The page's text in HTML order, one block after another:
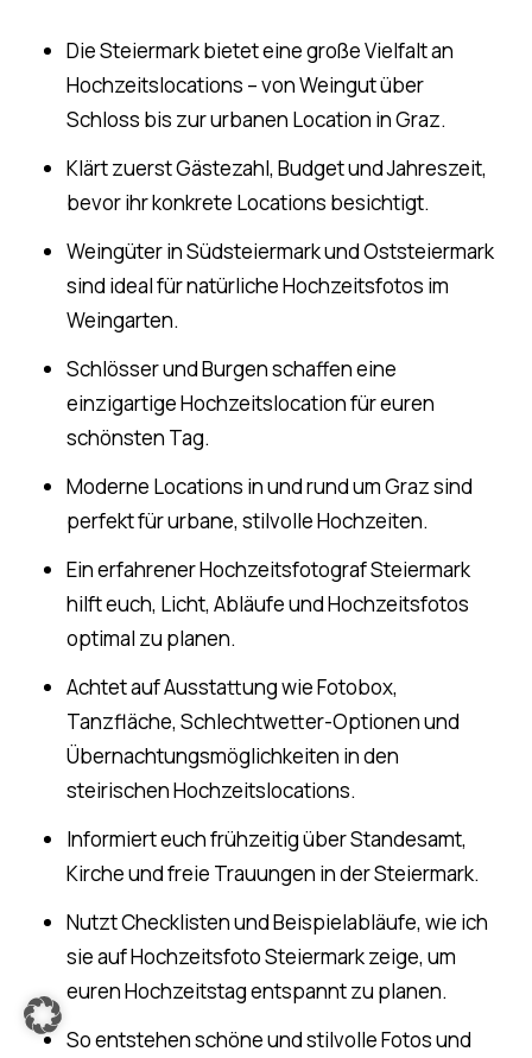
Die Steiermark bietet eine große Vielfalt an
Hochzeitslocations – von Weingut über
Schloss bis zur urbanen Location in Graz.
Klärt zuerst Gästezahl, Budget und Jahreszeit,
bevor ihr konkrete Locations besichtigt.
Weingüter in Südsteiermark und Oststeiermark
sind ideal für natürliche Hochzeitsfotos im
Weingarten.
Schlösser und Burgen schaffen eine
einzigartige Hochzeitslocation für euren
schönsten Tag.
Moderne Locations in und rund um Graz sind
perfekt für urbane, stilvolle Hochzeiten.
Ein erfahrener Hochzeitsfotograf Steiermark
hilft euch, Licht, Abläufe und Hochzeitsfotos
optimal zu planen.
Achtet auf Ausstattung wie Fotobox,
Tanzfläche, Schlechtwetter-Optionen und
Übernachtungsmöglichkeiten in den
steirischen Hochzeitslocations.
Informiert euch frühzeitig über Standesamt,
Kirche und freie Trauungen in der Steiermark.
Nutzt Checklisten und Beispielabläufe, wie ich
sie auf Hochzeitsfoto Steiermark zeige, um
euren Hochzeitstag entspannt zu planen.
So entstehen schöne und stilvolle Fotos und